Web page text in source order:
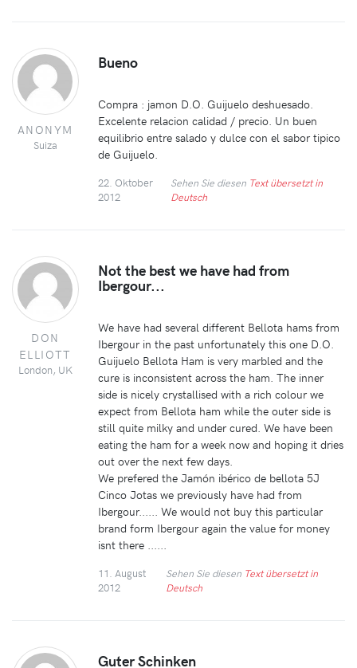
ANONYM
Suiza
Bueno
Compra : jamon D.O. Guijuelo deshuesado.
Excelente relacion calidad / precio. Un buen
equilibrio entre salado y dulce con el sabor tipico
de Guijuelo.
22. Oktober
2012
Sehen Sie diesen Text übersetzt in
Deutsch
DON
ELLIOTT
London, UK
Not the best we have had from
Ibergour...
We have had several different Bellota hams from
Ibergour in the past unfortunately this one D.O.
Guijuelo Bellota Ham is very marbled and the
cure is inconsistent across the ham. The inner
side is nicely crystallised with a rich colour we
expect from Bellota ham while the outer side is
still quite milky and under cured. We have been
eating the ham for a week now and hoping it dries
out over the next few days.
We prefered the Jamón ibérico de bellota 5J
Cinco Jotas we previously have had from
Ibergour...... We would not buy this particular
brand form Ibergour again the value for money
isnt there ......
11. August
2012
Sehen Sie diesen Text übersetzt in
Deutsch
Guter Schinken